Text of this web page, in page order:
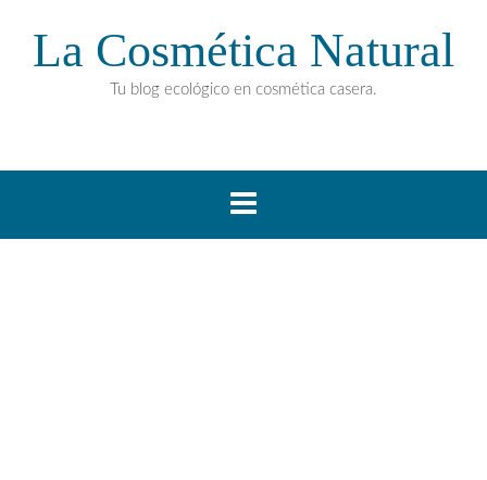
La Cosmética Natural
Tu blog ecológico en cosmética casera.